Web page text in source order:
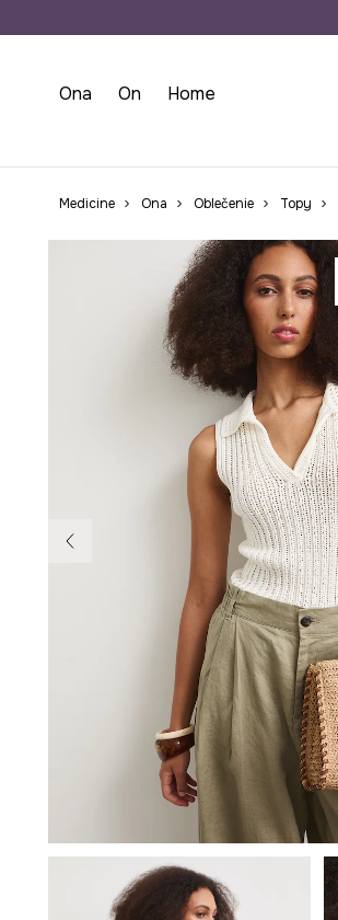
Ona On Home
Medicine Ona Oblečenie Topy